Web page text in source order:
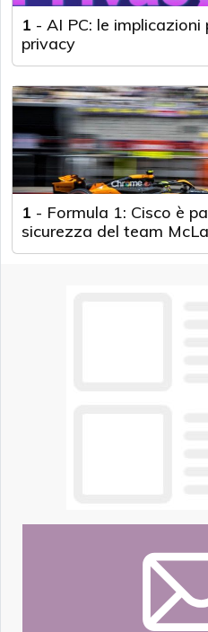
1 - AI PC: le
privacy
1 - Formula 1: Cisco è
sicurezza del team